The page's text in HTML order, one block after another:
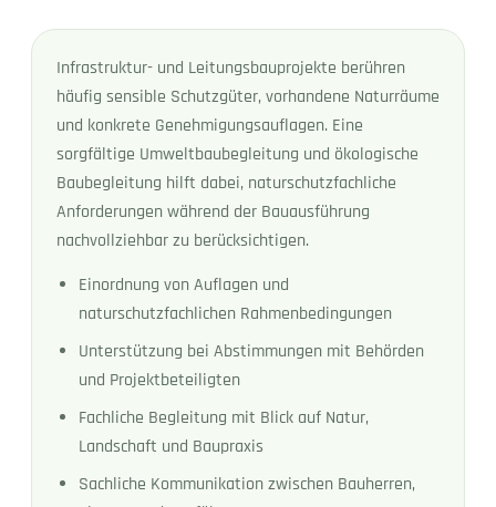
Infrastruktur- und Leitungsbauprojekte berühren
häufig sensible Schutzgüter, vorhandene Naturräume
und konkrete Genehmigungsauflagen. Eine
sorgfältige Umweltbaubegleitung und ökologische
Baubegleitung hilft dabei, naturschutzfachliche
Anforderungen während der Bauausführung
nachvollziehbar zu berücksichtigen.
Einordnung von Auflagen und
naturschutzfachlichen Rahmenbedingungen
Unterstützung bei Abstimmungen mit Behörden
und Projektbeteiligten
Fachliche Begleitung mit Blick auf Natur,
Landschaft und Baupraxis
Sachliche Kommunikation zwischen Bauherren,